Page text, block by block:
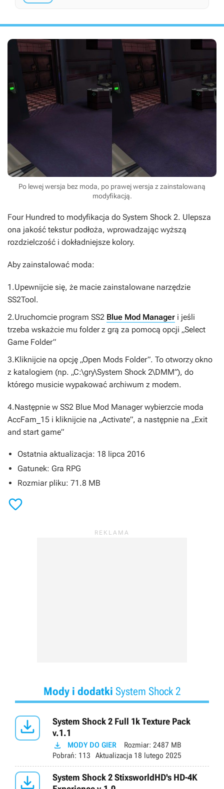
Po lewej wersja bez moda, po prawej wersja z zainstalowaną
modyfikacją.
Four Hundred to modyfikacja do System Shock 2. Ulepsza
ona jakość tekstur podłoża, wprowadzając wyższą
rozdzielczość i dokładniejsze kolory.
Aby zainstalować moda:
1.Upewnijcie się, że macie zainstalowane narzędzie
SS2Tool .
2.Uruchomcie program SS2 Blue Mod Manager i jeśli
trzeba wskażcie mu folder z grą za pomocą opcji „Select
Game Folder”
3.Kliknijcie na opcję „Open Mods Folder”. To otworzy okno
z katalogiem (np. „C:\gry\System Shock 2\DMM”), do
którego musicie wypakować archiwum z modem.
4.Następnie w SS2 Blue Mod Managerwybierzcie moda
AccFam_15 i kliknijcie na „Activate”, a następnie na „Exit
and start game”
Ostatnia aktualizacja: 18 lipca 2016
Gatunek: Gra RPG
Rozmiar pliku: 71.8 MB

Mody i dodatki System Shock 2

System Shock 2 Full 1k Texture Pack
v.1.1
 MODY DO GIER Rozmiar: 2487 MB
Pobrań: 113 Aktualizacja 18 lutego 2025

System Shock 2 StixsworldHD's HD-4K